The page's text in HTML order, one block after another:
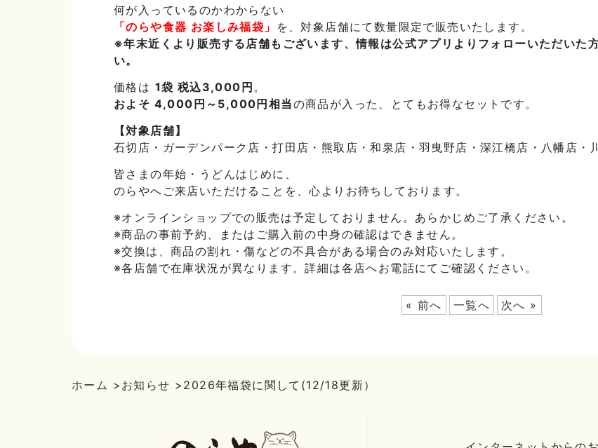
何が入っているのかわからない
「のらや食器 お楽しみ福袋」 を、対象店舗にて数量限定で販売いたします。
※年末近くより販売する店舗もございます、情報は公式アプリよりフォローいただいた
い。
価格は 1袋 税込3,000円 。
およそ 4,000円～5,000円相当の商品が入った、とてもお得なセットです。
【対象店舗】
石切店・ガーデンパーク店・打田店・熊取店・和泉店・羽曳野店・深江橋店・八幡店・
皆さまの年始・うどんはじめに、
のらやへご来店いただけることを、心よりお待ちしております。
※オンラインショップでの販売は予定しておりません。あらかじめご了承ください。
※商品の事前予約、またはご購入前の中身の確認はできません。
※交換は、商品の割れ・傷などの不具合がある場合のみ対応いたします。
※各店舗で在庫状況が異なります。詳細は各店へお電話にてご確認ください。
« 前へ 一覧へ 次へ »
ホーム > お知らせ > 2026年福袋に関して(12/18更新）